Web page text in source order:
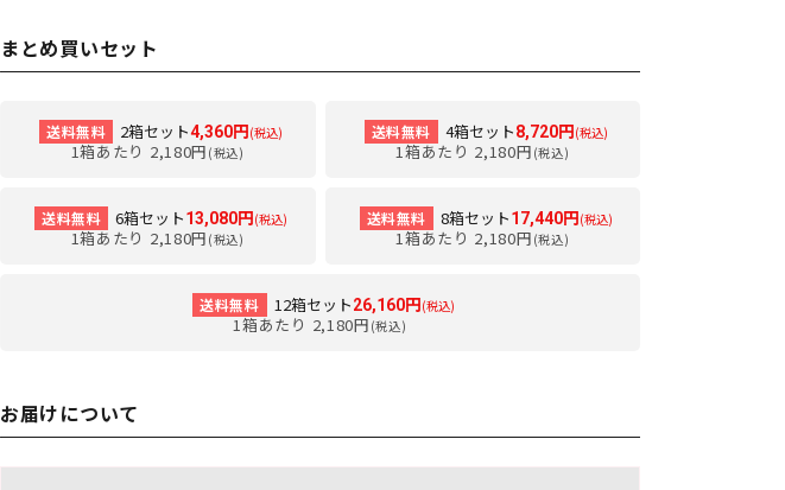
まとめ買いセット
送料無料 2箱セット4,360円 (税込)
1箱あたり 2,180円 (税込)
送料無料 4箱セット8,720円 (税込)
1箱あたり 2,180円 (税込)
送料無料 6箱セット13,080円 (税込)
1箱あたり 2,180円 (税込)
送料無料 8箱セット17,440円 (税込)
1箱あたり 2,180円 (税込)
送料無料 12箱セット26,160円 (税込)
1箱あたり 2,180円 (税込)
お届けについて